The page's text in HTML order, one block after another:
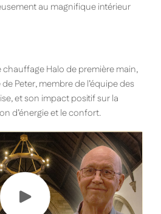
au magnifique intérieur
Halo de première main,
Peter, membre de l’équipe des
et son impact positif sur la
d’énergie et le confort.